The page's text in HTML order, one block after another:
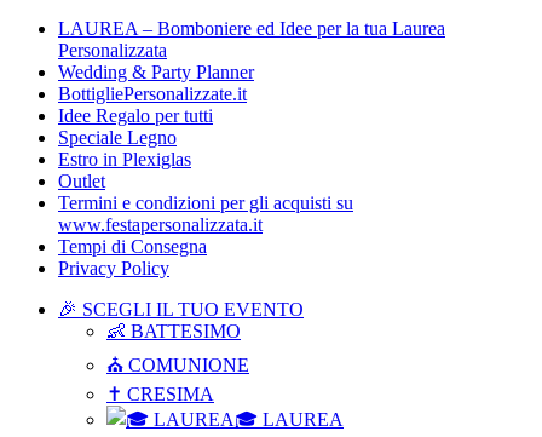
LAUREA – Bomboniere ed Idee per la tua Laurea
Personalizzata
Wedding & Party Planner
BottigliePersonalizzate.it
Idee Regalo per tutti
Speciale Legno
Estro in Plexiglas
Outlet
Termini e condizioni per gli acquisti su
www.festapersonalizzata.it
Tempi di Consegna
Privacy Policy
🎉 SCEGLI IL TUO EVENTO
👶 BATTESIMO
⛪ COMUNIONE
✝ CRESIMA
🎓 LAUREA